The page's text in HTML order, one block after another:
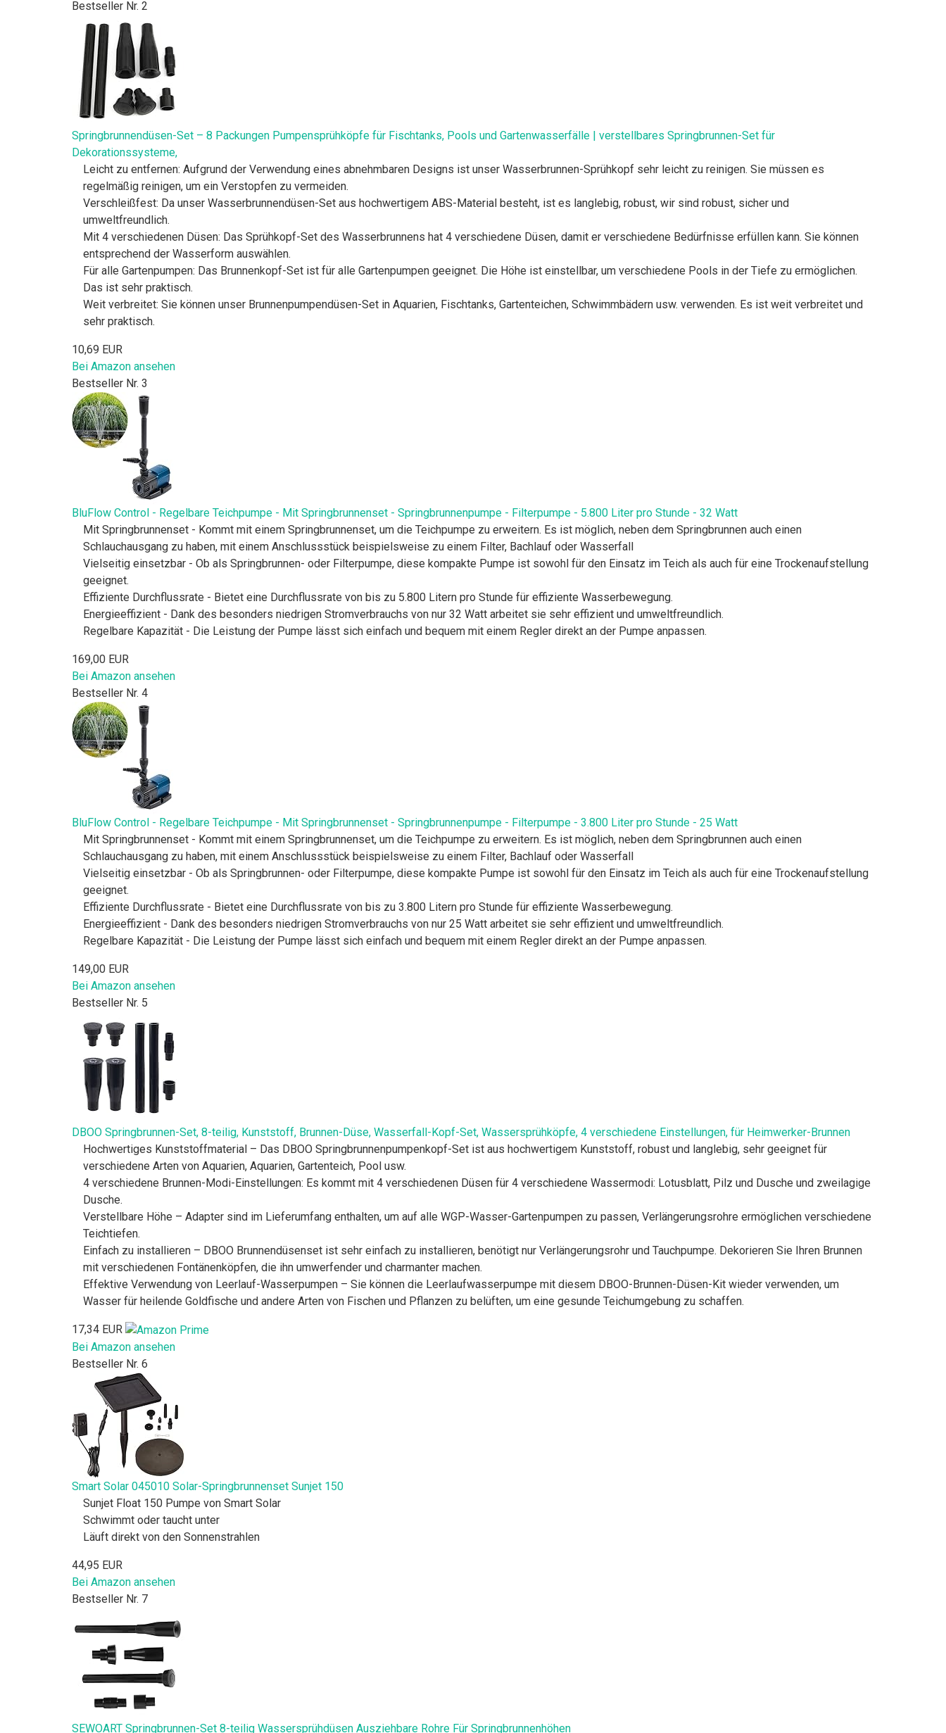
Bestseller Nr. 2
Springbrunnendüsen-Set – 8 Packungen Pumpensprühköpfe für Fischtanks, Pools und Gartenwasserfälle | verstellbares Springbrunnen-Set für
Dekorationssysteme,
Leicht zu entfernen: Aufgrund der Verwendung eines abnehmbaren Designs ist unser Wasserbrunnen-Sprühkopf sehr leicht zu reinigen. Sie müssen es
regelmäßig reinigen, um ein Verstopfen zu vermeiden.
Verschleißfest: Da unser Wasserbrunnendüsen-Set aus hochwertigem ABS-Material besteht, ist es langlebig, robust, wir sind robust, sicher und
umweltfreundlich.
Mit 4 verschiedenen Düsen: Das Sprühkopf-Set des Wasserbrunnens hat 4 verschiedene Düsen, damit er verschiedene Bedürfnisse erfüllen kann. Sie können
entsprechend der Wasserform auswählen.
Für alle Gartenpumpen: Das Brunnenkopf-Set ist für alle Gartenpumpen geeignet. Die Höhe ist einstellbar, um verschiedene Pools in der Tiefe zu ermöglichen.
Das ist sehr praktisch.
Weit verbreitet: Sie können unser Brunnenpumpendüsen-Set in Aquarien, Fischtanks, Gartenteichen, Schwimmbädern usw. verwenden. Es ist weit verbreitet und
sehr praktisch.
10,69 EUR
Bei Amazon ansehen
Bestseller Nr. 3
BluFlow Control - Regelbare Teichpumpe - Mit Springbrunnenset - Springbrunnenpumpe - Filterpumpe - 5.800 Liter pro Stunde - 32 Watt
Mit Springbrunnenset - Kommt mit einem Springbrunnenset, um die Teichpumpe zu erweitern. Es ist möglich, neben dem Springbrunnen auch einen
Schlauchausgang zu haben, mit einem Anschlussstück beispielsweise zu einem Filter, Bachlauf oder Wasserfall
Vielseitig einsetzbar - Ob als Springbrunnen- oder Filterpumpe, diese kompakte Pumpe ist sowohl für den Einsatz im Teich als auch für eine Trockenaufstellung
geeignet.
Effiziente Durchflussrate - Bietet eine Durchflussrate von bis zu 5.800 Litern pro Stunde für effiziente Wasserbewegung.
Energieeffizient - Dank des besonders niedrigen Stromverbrauchs von nur 32 Watt arbeitet sie sehr effizient und umweltfreundlich.
Regelbare Kapazität - Die Leistung der Pumpe lässt sich einfach und bequem mit einem Regler direkt an der Pumpe anpassen.
169,00 EUR
Bei Amazon ansehen
Bestseller Nr. 4
BluFlow Control - Regelbare Teichpumpe - Mit Springbrunnenset - Springbrunnenpumpe - Filterpumpe - 3.800 Liter pro Stunde - 25 Watt
Mit Springbrunnenset - Kommt mit einem Springbrunnenset, um die Teichpumpe zu erweitern. Es ist möglich, neben dem Springbrunnen auch einen
Schlauchausgang zu haben, mit einem Anschlussstück beispielsweise zu einem Filter, Bachlauf oder Wasserfall
Vielseitig einsetzbar - Ob als Springbrunnen- oder Filterpumpe, diese kompakte Pumpe ist sowohl für den Einsatz im Teich als auch für eine Trockenaufstellung
geeignet.
Effiziente Durchflussrate - Bietet eine Durchflussrate von bis zu 3.800 Litern pro Stunde für effiziente Wasserbewegung.
Energieeffizient - Dank des besonders niedrigen Stromverbrauchs von nur 25 Watt arbeitet sie sehr effizient und umweltfreundlich.
Regelbare Kapazität - Die Leistung der Pumpe lässt sich einfach und bequem mit einem Regler direkt an der Pumpe anpassen.
149,00 EUR
Bei Amazon ansehen
Bestseller Nr. 5
DBOO Springbrunnen-Set, 8-teilig, Kunststoff, Brunnen-Düse, Wasserfall-Kopf-Set, Wassersprühköpfe, 4 verschiedene Einstellungen, für Heimwerker-Brunnen
Hochwertiges Kunststoffmaterial – Das DBOO Springbrunnenpumpenkopf-Set ist aus hochwertigem Kunststoff, robust und langlebig, sehr geeignet für
verschiedene Arten von Aquarien, Aquarien, Gartenteich, Pool usw.
4 verschiedene Brunnen-Modi-Einstellungen: Es kommt mit 4 verschiedenen Düsen für 4 verschiedene Wassermodi: Lotusblatt, Pilz und Dusche und zweilagige
Dusche.
Verstellbare Höhe – Adapter sind im Lieferumfang enthalten, um auf alle WGP-Wasser-Gartenpumpen zu passen, Verlängerungsrohre ermöglichen verschiedene
Teichtiefen.
Einfach zu installieren – DBOO Brunnendüsenset ist sehr einfach zu installieren, benötigt nur Verlängerungsrohr und Tauchpumpe. Dekorieren Sie Ihren Brunnen
mit verschiedenen Fontänenköpfen, die ihn umwerfender und charmanter machen.
Effektive Verwendung von Leerlauf-Wasserpumpen – Sie können die Leerlaufwasserpumpe mit diesem DBOO-Brunnen-Düsen-Kit wieder verwenden, um
Wasser für heilende Goldfische und andere Arten von Fischen und Pflanzen zu belüften, um eine gesunde Teichumgebung zu schaffen.
17,34 EUR
Bei Amazon ansehen
Bestseller Nr. 6
Smart Solar 045010 Solar-Springbrunnenset Sunjet 150
Sunjet Float 150 Pumpe von Smart Solar
Schwimmt oder taucht unter
Läuft direkt von den Sonnenstrahlen
44,95 EUR
Bei Amazon ansehen
Bestseller Nr. 7
SEWOART Springbrunnen-Set 8-teilig Wassersprühdüsen Ausziehbare Rohre Für Springbrunnenhöhen